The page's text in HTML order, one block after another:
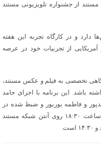
از جشنواره‌ تلویزیونی مستند
و در کارگاه تجربه این هفته
آمریکایی از تجربیات خود در عرصه
نگاهی تخصصی به فیلم و عکس مستند،
باشد. این برنامه با اجرای حامد
و فاطمه بوربور و ضبط شده در
استودیو نفت، با بخش‌هایی متنوع جمعه‌ها ساعت ۱۸:۳۰ روی آنتن شبکه‌ مستند